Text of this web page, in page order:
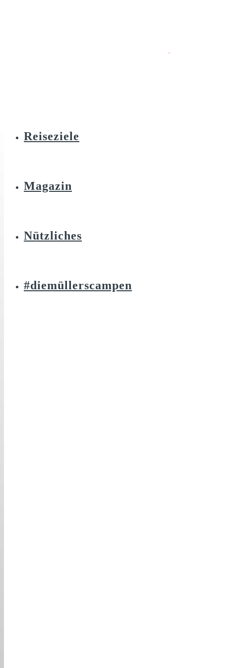
Reiseziele
Magazin
Nützliches
#diemüllerscampen